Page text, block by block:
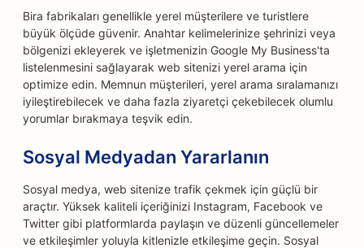
Bira fabrikaları genellikle yerel müşterilere ve turistlere
büyük ölçüde güvenir. Anahtar kelimelerinize şehrinizi veya
bölgenizi ekleyerek ve işletmenizin Google My Business'ta
listelenmesini sağlayarak web sitenizi yerel arama için
optimize edin. Memnun müşterileri, yerel arama sıralamanızı
iyileştirebilecek ve daha fazla ziyaretçi çekebilecek olumlu
yorumlar bırakmaya teşvik edin.
Sosyal Medyadan Yararlanın
Sosyal medya, web sitenize trafik çekmek için güçlü bir
araçtır. Yüksek kaliteli içeriğinizi Instagram, Facebook ve
Twitter gibi platformlarda paylaşın ve düzenli güncellemeler
ve etkileşimler yoluyla kitlenizle etkileşime geçin. Sosyal